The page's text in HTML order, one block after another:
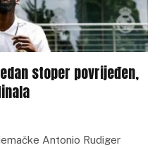
stoper povrijeđen,
Antonio Rudiger